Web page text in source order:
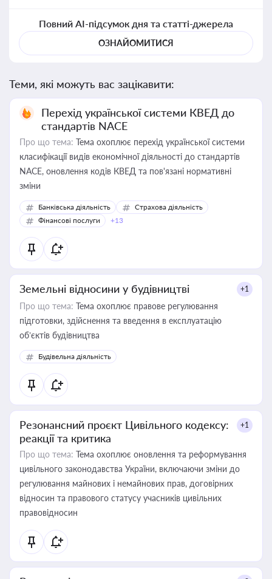
Повний AI-підсумок дня та статті-джерела
ОЗНАЙОМИТИСЯ
Теми, які можуть вас зацікавити:
Перехід української системи КВЕД до
стандартів NACE
Про що тема: Тема охоплює перехід української системи
класифікації видів економічної діяльності до стандартів
NACE, оновлення кодів КВЕД та пов'язані нормативні
зміни
Банківська діяльність
Страхова діяльність
Фінансові послуги
+13
Земельні відносини у будівництві +1
Про що тема: Тема охоплює правове регулювання
підготовки, здійснення та введення в експлуатацію
об’єктів будівництва
Будівельна діяльність
Резонансний проєкт Цивільного кодексу:
реакції та критика
+1
Про що тема: Тема охоплює оновлення та реформування
цивільного законодавства України, включаючи зміни до
регулювання майнових і немайнових прав, договірних
відносин та правового статусу учасників цивільних
правовідносин